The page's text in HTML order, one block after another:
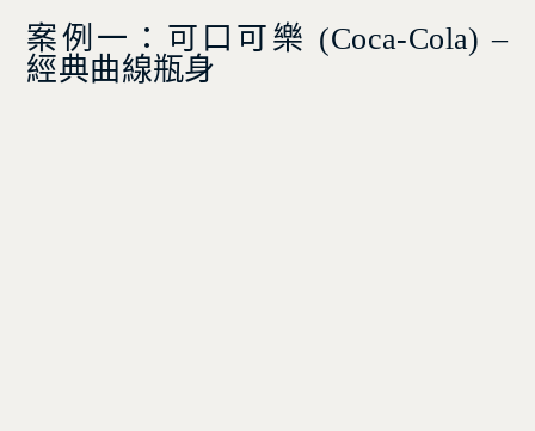
案例一：可口可樂 (Coca-Cola) –
經典曲線瓶身